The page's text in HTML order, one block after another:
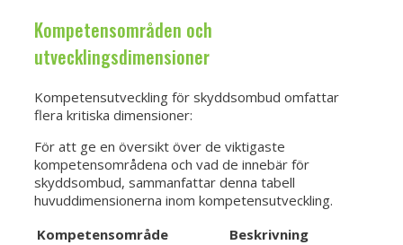
Kompetensområden och
utvecklingsdimensioner
Kompetensutveckling för skyddsombud omfattar
flera kritiska dimensioner:
För att ge en översikt över de viktigaste
kompetensområdena och vad de innebär för
skyddsombud, sammanfattar denna tabell
huvuddimensionerna inom kompetensutveckling.
Kompetensområde
Beskrivning